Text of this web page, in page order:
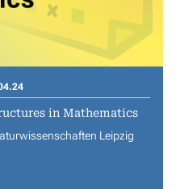
in Mathematics
Leipzig